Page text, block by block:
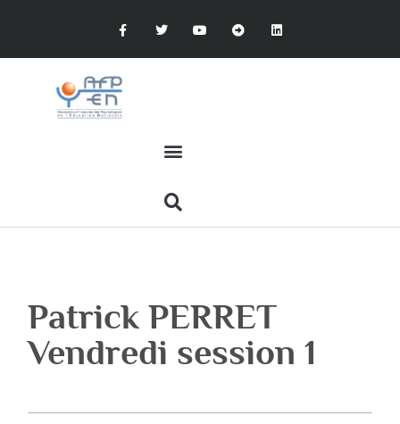
Patrick PERRET
Vendredi session 1